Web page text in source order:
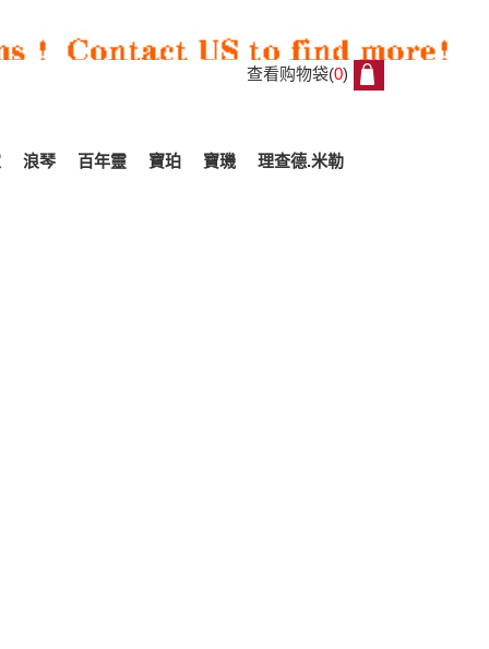
查看购物袋(0)
浪琴 百年靈 寶珀 寶璣 理查德.米勒